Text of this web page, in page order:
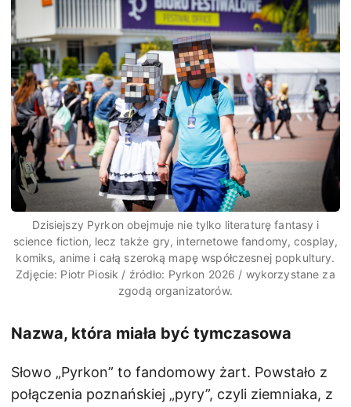
Dzisiejszy Pyrkon obejmuje nie tylko literaturę fantasy i
science fiction, lecz także gry, internetowe fandomy, cosplay,
komiks, anime i całą szeroką mapę współczesnej popkultury.
Zdjęcie: Piotr Piosik / źródło: Pyrkon 2026 / wykorzystane za
zgodą organizatorów.
Nazwa, która miała być tymczasowa
Słowo „Pyrkon” to fandomowy żart. Powstało z
połączenia poznańskiej „pyry”, czyli ziemniaka, z